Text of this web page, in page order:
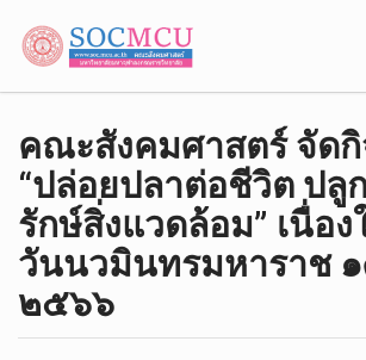
คณะสังคมศาสตร์ จัดกิ
“ปล่อยปลาต่อชีวิต ปลู
รักษ์สิ่งแวดล้อม” เนื่อ
วันนวมินทรมหาราช
๒๕๖๖